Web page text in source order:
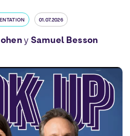
01.07.2026
y Samuel Besson